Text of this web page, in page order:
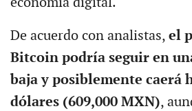
De acuerdo con analistas, el
Bitcoin podría seguir en
baja y posiblemente caerá
dólares (609,000 MXN),